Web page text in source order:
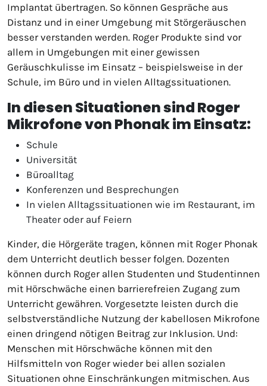
Implantat übertragen. So können Gespräche aus
Distanz und in einer Umgebung mit Störgeräuschen
besser verstanden werden. Roger Produkte sind vor
allem in Umgebungen mit einer gewissen
Geräuschkulisse im Einsatz – beispielsweise in der
Schule, im Büro und in vielen Alltagssituationen.
In diesen Situationen sind Roger
Mikrofone von Phonak im Einsatz:
Schule
Universität
Büroalltag
Konferenzen und Besprechungen
In vielen Alltagssituationen wie im Restaurant, im
Theater oder auf Feiern
Kinder, die Hörgeräte tragen, können mit Roger Phonak
dem Unterricht deutlich besser folgen. Dozenten
können durch Roger allen Studenten und Studentinnen
mit Hörschwäche einen barrierefreien Zugang zum
Unterricht gewähren. Vorgesetzte leisten durch die
selbstverständliche Nutzung der kabellosen Mikrofone
einen dringend nötigen Beitrag zur Inklusion. Und:
Menschen mit Hörschwäche können mit den
Hilfsmitteln von Roger wieder bei allen sozialen
Situationen ohne Einschränkungen mitmischen. Aus